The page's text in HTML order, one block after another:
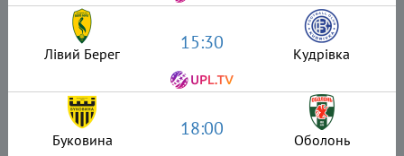
Лівий Берег 15:30 Кудрівка
Буковина 18:00 Оболонь